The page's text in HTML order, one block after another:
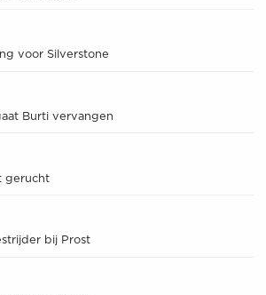
voor Silverstone
Burti vervangen
gerucht
bij Prost